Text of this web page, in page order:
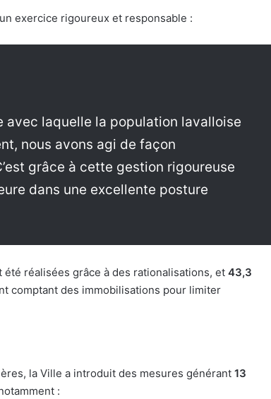
exercice rigoureux et responsable :
avec laquelle la population lavalloise
nous avons agi de façon
grâce à cette gestion rigoureuse
dans une excellente posture
été réalisées grâce à des rationalisations, et 43,3
comptant des immobilisations pour limiter
la Ville a introduit des mesures générant 13
: